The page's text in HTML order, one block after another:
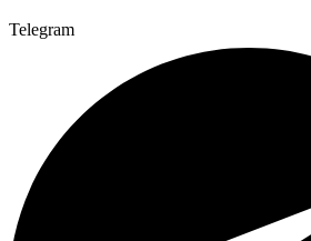
Telegram